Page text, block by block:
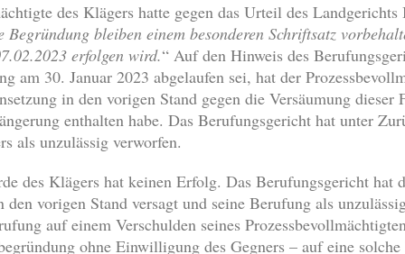
des Klägers hatte gegen das Urteil des
Begründung bleiben einem besonderen Schriftsatz
erfolgen wird.“ Auf den Hinweis des
am 30. Januar 2023 abgelaufen sei, hat der
in den vorigen Stand gegen die Versäumung
enthalten habe. Das Berufungsgericht hat unter
als unzulässig verworfen.
des Klägers hat keinen Erfolg. Das Berufungsgericht hat
den vorigen Stand versagt und seine Berufung als
auf einem Verschulden seines
ohne Einwilligung des Gegners – auf eine